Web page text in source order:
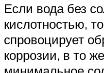
Если вода без
кислотностью,
спровоцирует
коррозии, в то